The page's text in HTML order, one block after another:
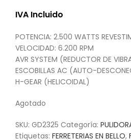
IVA Incluido
POTENCIA: 2.500 WATTS
VELOCIDAD: 6.200 RPM
AVR SYSTEM (REDUCTOR DE
ESCOBILLAS AC (AUTO-
H-GEAR (HELICOIDAL)
Agotado
SKU: GD2325 Categoría:
Etiquetas: FERRETERIAS EN BELLO,